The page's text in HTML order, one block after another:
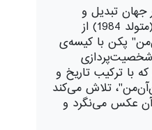
در جهان تبدیل و
جاودانه کرد. در جریان این جنبش آزادی‌خواهانه، حداقل ده هزار معترض، توسط حزب حاکم کمونیست چین در میدان "تیان‌آن‌من" کشته شدند. لوسی کرک‌وود (متولد 1984) از
پکن با کیسه‌ی
با ترکیب تاریخ و
تلاش می‌کند
آن عکس می‌نگرد و